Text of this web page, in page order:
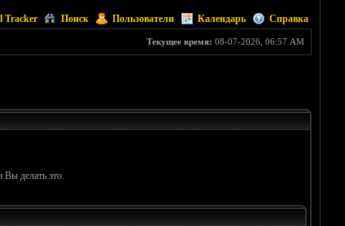
Tracker Поиск Пользователи Календарь Справка
Текущее время: 08-07-2026, 06:57 AM
Вы делать это.